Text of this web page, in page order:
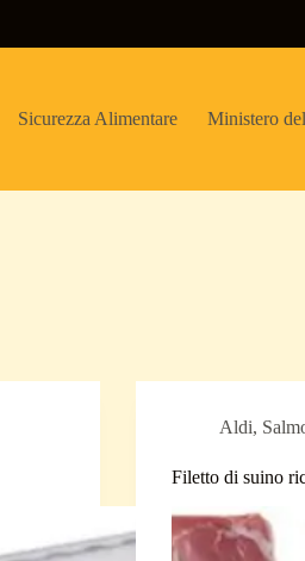
Sicurezza Alimentare Ministero
Aldi,
Filetto di suino